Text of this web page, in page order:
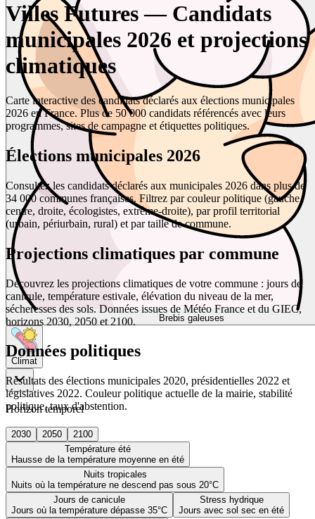
Brebis galeuses
Climat
Horizon temporel
2030 2050
2100
Température été
Hausse de la température moyenne en été
Nuits tropicales
Nuits où la température ne descend pas sous 20°C
Jours de canicule
Jours où la température dépasse 35°C
Stress hydrique
Jours avec sol sec en été
Villes Futures — Candidats
municipales 2026 et projections
climatiques
Carte interactive des candidats déclarés aux élections municipales
2026 en France. Plus de 50 000 candidats référencés avec leurs
programmes, sites de campagne et étiquettes politiques.
Élections municipales 2026
Consultez les candidats déclarés aux municipales 2026 dans plus de
34 000 communes françaises. Filtrez par couleur politique (gauche,
centre, droite, écologistes, extrême-droite), par profil territorial
(urbain, périurbain, rural) et par taille de commune.
Projections climatiques par commune
Découvrez les projections climatiques de votre commune : jours de
canicule, température estivale, élévation du niveau de la mer,
sécheresses des sols. Données issues de Météo France et du GIEC,
horizons 2030, 2050 et 2100.
Données politiques
Résultats des élections municipales 2020, présidentielles 2022 et
législatives 2022. Couleur politique actuelle de la mairie, stabilité
politique, taux d'abstention.